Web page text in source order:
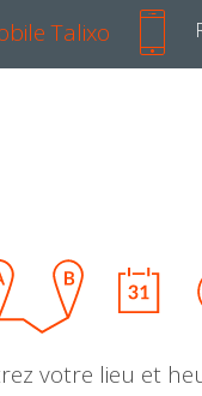
Talixo
votre lieu et